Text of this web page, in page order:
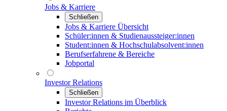
Jobs & Karriere
Schließen
Jobs & Karriere Übersicht
Schüler:innen & Studienaussteiger:innen
Student:innen & Hochschulabsolvent:innen
Berufserfahrene & Bereiche
Jobportal
Investor Relations
Schließen
Investor Relations im Überblick